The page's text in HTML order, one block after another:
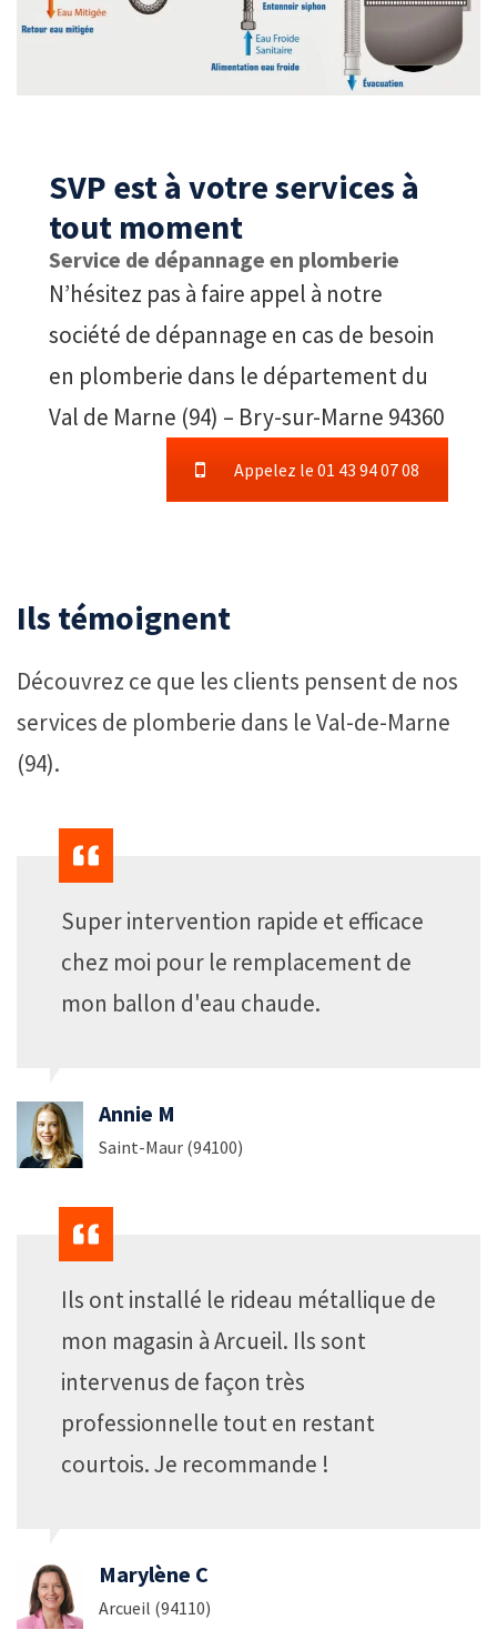
SVP est à votre services à
tout moment
Service de dépannage en plomberie
N’hésitez pas à faire appel à notre
société de dépannage en cas de besoin
en plomberie dans le département du
Val de Marne (94) – Bry-sur-Marne 94360
Appelez le 01 43 94 07 08
Ils témoignent
Découvrez ce que les clients pensent de nos
services de plomberie dans le Val-de-Marne
(94).
Super intervention rapide et efficace
chez moi pour le remplacement de
mon ballon d'eau chaude.
Annie M
Saint-Maur (94100)
Ils ont installé le rideau métallique de
mon magasin à Arcueil. Ils sont
intervenus de façon très
professionnelle tout en restant
courtois. Je recommande !
Marylène C
Arcueil (94110)